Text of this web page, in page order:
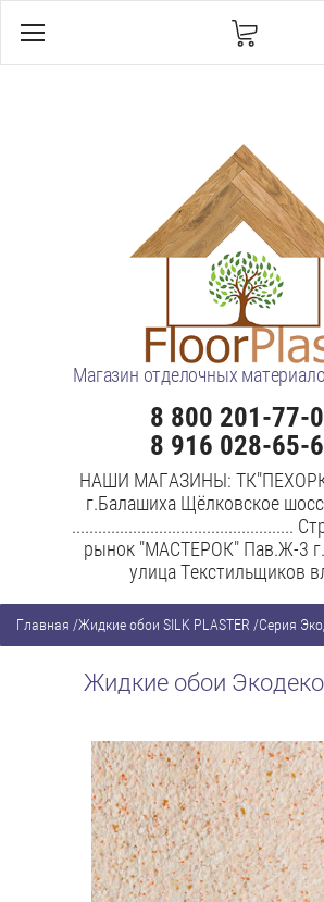
Магазин отделочных
8 800 201-77-
8 916 028-65-
НАШИ МАГАЗИНЫ:
г.Балашиха Щёлковское
...................................................
рынок "МАСТЕРОК" Пав.Ж-3
улица Текстильщиков
Главная /Жидкие обои SILK PLASTER /Серия
Жидкие обои